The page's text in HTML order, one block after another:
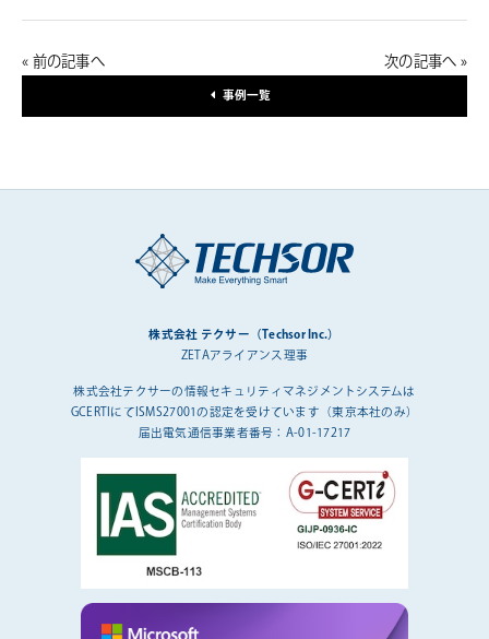
« 前の記事へ 次の記事へ »
事例一覧
株式会社 テクサー（Techsor Inc.）
ZETAアライアンス理事
株式会社テクサーの情報セキュリティマネジメントシステムは
GCERTIにてISMS27001の認定を受けています（東京本社のみ）
届出電気通信事業者番号：A-01-17217